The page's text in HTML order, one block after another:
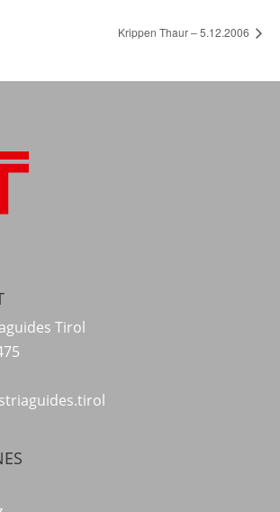
Krippen Thaur – 5.12.2006
Tirol